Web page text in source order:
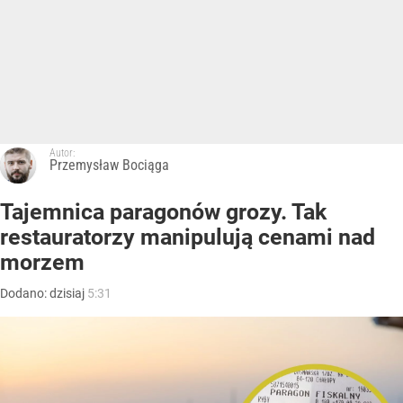
Autor:
Przemysław Bociąga
Tajemnica paragonów grozy. Tak
restauratorzy manipulują cenami nad
morzem
Dodano:dzisiaj 5:31